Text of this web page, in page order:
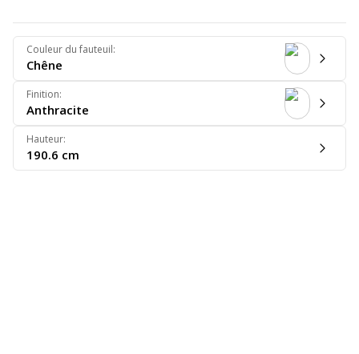
Couleur du fauteuil:
Chêne
Finition:
Anthracite
Hauteur:
190.6 cm